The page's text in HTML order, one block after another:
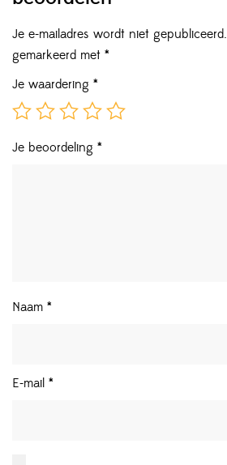
Je e-mailadres wordt niet gepubliceerd.
gemarkeerd met *
Je waardering *
Je beoordeling *
Naam *
E-mail *